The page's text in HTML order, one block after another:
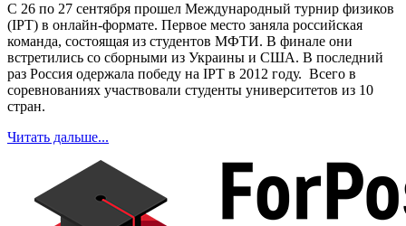
С 26 по 27 сентября прошел Международный турнир физиков
(IPT) в онлайн-формате. Первое место заняла российская
команда, состоящая из студентов МФТИ. В финале они
встретились со сборными из Украины и США. В последний
раз Россия одержала победу на IPT в 2012 году. Всего в
соревнованиях участвовали студенты университетов из 10
стран.
Читать дальше...